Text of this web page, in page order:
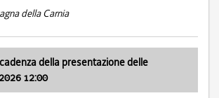
della Carnia
della presentazione delle
12:00